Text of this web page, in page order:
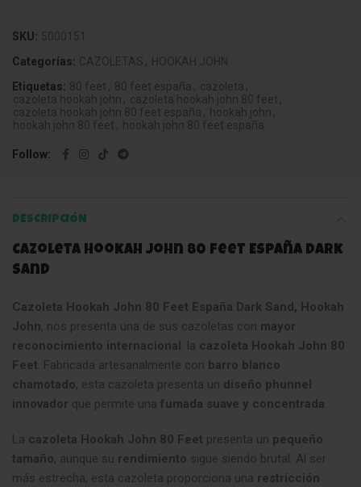
SKU: 5000151
Categorías: CAZOLETAS , HOOKAH JOHN
Etiquetas: 80 feet , 80 feet españa , cazoleta ,
cazoleta hookah john , cazoleta hookah john 80 feet ,
cazoleta hookah john 80 feet españa , hookah john ,
hookah john 80 feet , hookah john 80 feet españa
Follow
DESCRIPCIÓN
Cazoleta Hookah John 80 Feet España Dark
Sand
Cazoleta Hookah John 80 Feet España Dark Sand, Hookah
John, nos presenta una de sus cazoletas con mayor
reconocimiento internacional: la cazoleta Hookah John 80
Feet. Fabricada artesanalmente con barro blanco
chamotado, esta cazoleta presenta un diseño phunnel
innovador que permite una fumada suave y concentrada.
La cazoleta Hookah John 80 Feet presenta un pequeño
tamaño, aunque su rendimiento sigue siendo brutal. Al ser
más estrecha, esta cazoleta proporciona una restricción